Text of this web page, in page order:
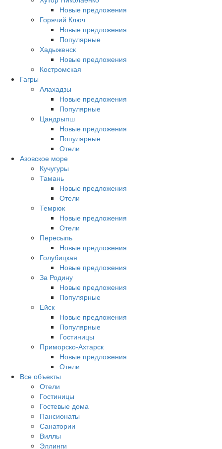
Новые предложения
Горячий Ключ
Новые предложения
Популярные
Хадыженск
Новые предложения
Костромская
Гагры
Алахадзы
Новые предложения
Популярные
Цандрыпш
Новые предложения
Популярные
Отели
Азовское море
Кучугуры
Тамань
Новые предложения
Отели
Темрюк
Новые предложения
Отели
Пересыпь
Новые предложения
Голубицкая
Новые предложения
За Родину
Новые предложения
Популярные
Ейск
Новые предложения
Популярные
Гостиницы
Приморско-Ахтарск
Новые предложения
Отели
Все объекты
Отели
Гостиницы
Гостевые дома
Пансионаты
Санатории
Виллы
Эллинги